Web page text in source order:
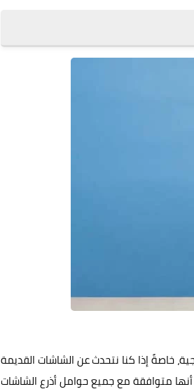
خاصةً إذا كنا نتحدث عن الشاشات القديمة
متوافقة مع جميع حوامل أذرع الشاشات